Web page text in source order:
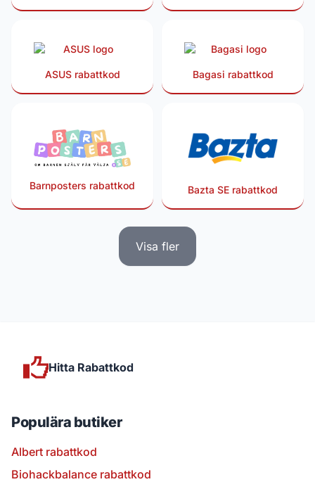
ASUS rabattkod Bagasi rabattkod
Barnposters rabattkod Bazta SE rabattkod
Visa fler
Hitta Rabattkod
Populära butiker
Albert rabattkod
Biohackbalance rabattkod